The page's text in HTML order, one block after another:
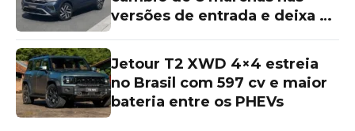
versões de entrada e deixa as
Jetour T2 XWD 4×4 estreia
no Brasil com 597 cv e maior
bateria entre os PHEVs